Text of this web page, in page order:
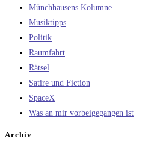
Münchhausens Kolumne
Musiktipps
Politik
Raumfahrt
Rätsel
Satire und Fiction
SpaceX
Was an mir vorbeigegangen ist
Archiv